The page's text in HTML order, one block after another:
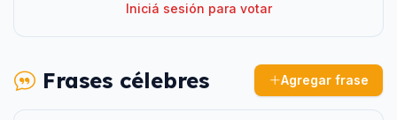
Iniciá sesión para votar
Frases célebres Agregar frase